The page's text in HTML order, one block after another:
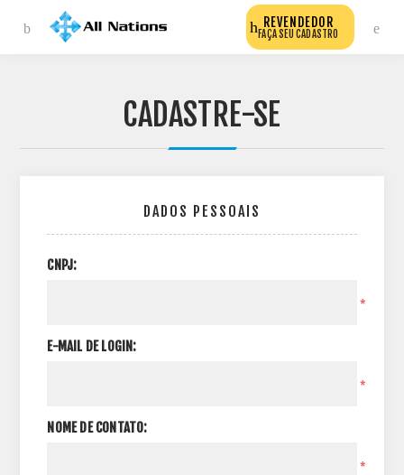
REVENDEDOR
FAÇA SEU CADASTRO
CADASTRE-SE
DADOS PESSOAIS
CNPJ:
*
E-MAIL DE LOGIN:
*
NOME DE CONTATO:
*